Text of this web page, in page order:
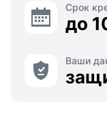
Срок
до
Ваши